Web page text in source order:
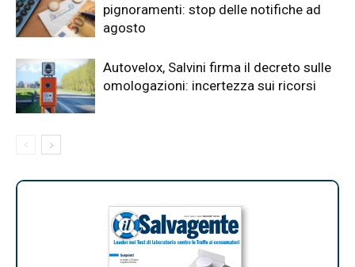
pignoramenti: stop delle notifiche ad
agosto
Autovelox, Salvini firma il decreto sulle
omologazioni: incertezza sui ricorsi